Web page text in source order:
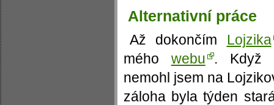
Alternativní práce
Až dokončím Lojzika
mého webu . Když
nemohl jsem na
záloha byla týden